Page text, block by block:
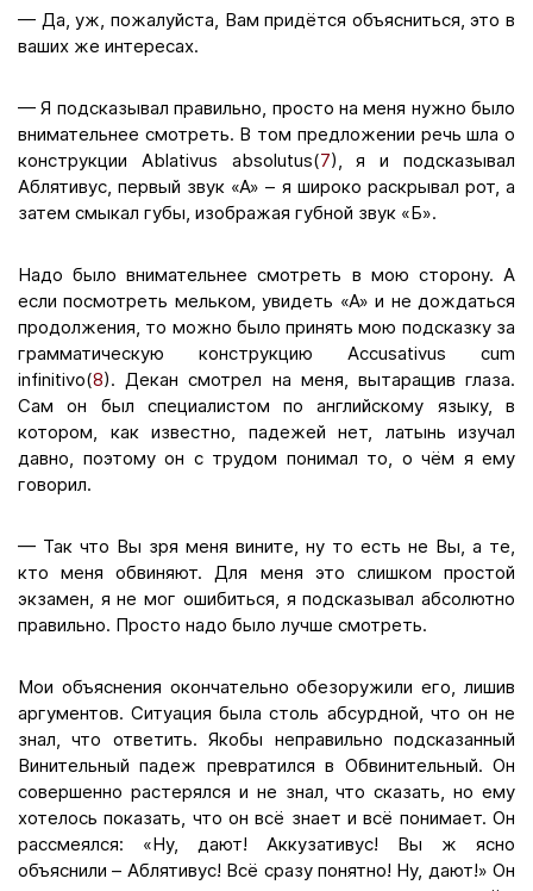
— Да, уж, пожалуйста, Вам придётся объясниться, это в
ваших же интересах.
— Я подсказывал правильно, просто на меня нужно было
внимательнее смотреть. В том предложении речь шла о
конструкции Ablativus absolutus(7), я и подсказывал
Аблятивус, первый звук «А» – я широко раскрывал рот, а
затем смыкал губы, изображая губной звук «Б».
Надо было внимательнее смотреть в мою сторону. А
если посмотреть мельком, увидеть «А» и не дождаться
продолжения, то можно было принять мою подсказку за
грамматическую конструкцию Accusativus cum
infinitivo(8). Декан смотрел на меня, вытаращив глаза.
Сам он был специалистом по английскому языку, в
котором, как известно, падежей нет, латынь изучал
давно, поэтому он с трудом понимал то, о чём я ему
говорил.
— Так что Вы зря меня вините, ну то есть не Вы, а те,
кто меня обвиняют. Для меня это слишком простой
экзамен, я не мог ошибиться, я подсказывал абсолютно
правильно. Просто надо было лучше смотреть.
Мои объяснения окончательно обезоружили его, лишив
аргументов. Ситуация была столь абсурдной, что он не
знал, что ответить. Якобы неправильно подсказанный
Винительный падеж превратился в Обвинительный. Он
совершенно растерялся и не знал, что сказать, но ему
хотелось показать, что он всё знает и всё понимает. Он
рассмеялся: «Ну, дают! Аккузативус! Вы ж ясно
объяснили – Аблятивус! Всё сразу понятно! Ну, дают!» Он